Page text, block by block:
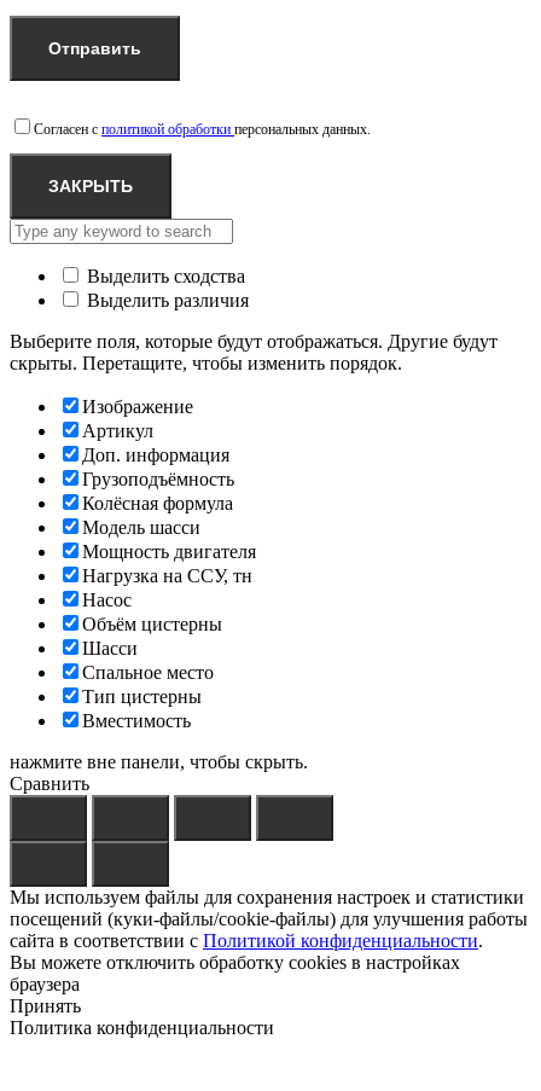
Согласен с политикой обработки персональных данных.
ЗАКРЫТЬ
Выделить сходства
Выделить различия
Выберите поля, которые будут отображаться. Другие будут
скрыты. Перетащите, чтобы изменить порядок.
Изображение
Артикул
Доп. информация
Грузоподъёмность
Колёсная формула
Модель шасси
Мощность двигателя
Нагрузка на ССУ, тн
Насос
Объём цистерны
Шасси
Спальное место
Тип цистерны
Вместимость
нажмите вне панели, чтобы скрыть.
Сравнить
Мы используем файлы для сохранения настроек и статистики
посещений (куки-файлы/cookie-файлы) для улучшения работы
сайта в соответствии с Политикой конфиденциальности.
Вы можете отключить обработку cookies в настройках
браузера
Принять
Политика конфиденциальности